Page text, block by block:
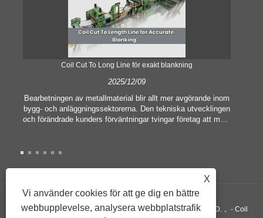
Coil Cut To Long Line för exakt blankning
2025/12/09
Bearbetningen av metallmaterial blir allt mer avgörande inom
bygg- och anläggningssektorerna. Den tekniska utvecklingen
och förändrade kunders förväntningar tvingar företag att möta
tillräckliga för att tillfredsställa behoven hos modern industri,
Därför har spolen skuren till längdlinjen uppstått som en
Upphovsrätt ©GUANGZHOU KINGREAL MACHINERY CO., LTD.， - Coil
X
Vi använder cookies för att ge dig en bättre
webbupplevelse, analysera webbplatstrafik